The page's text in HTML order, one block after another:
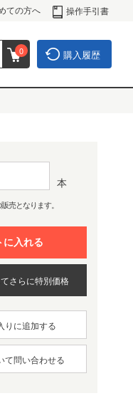
ての方へ 操作手引書
0 購入履歴
本
売となります。
に入れる
さらに特別価格
りに追加する
て問い合わせる